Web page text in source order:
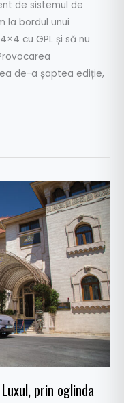
de sistemul de
la bordul unui
cu GPL și să nu
de-a șaptea ediție,
prin oglinda